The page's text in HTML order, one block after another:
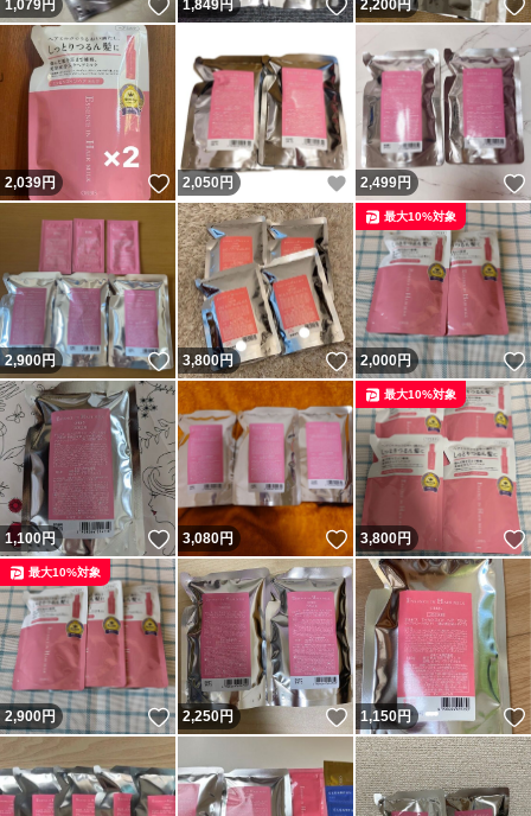
1,079円 いいね！
1,849円 いいね！
2,200円
2,039円 いいね！
2,050 円 いいね！
2,499円
2,900円 いいね！
3,800円 いいね！
2,000円
最大10%対象
1,100円 いいね！
3,080円 いいね！
3,800円
最大10%対象
2,900円 いいね！
最大10%対象
2,250円 いいね！
1,150円